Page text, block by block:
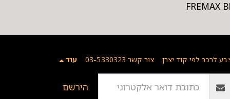
לרכב לפי קוד יצרן צור קשר 03-5330323 עוד
הירשם